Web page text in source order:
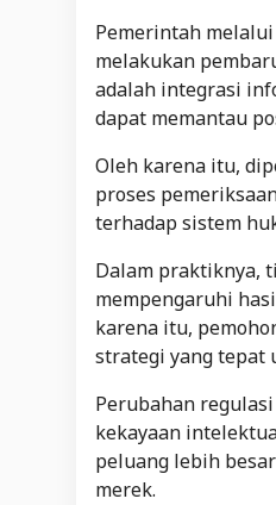
Pemerintah
melakukan
adalah integrasi
dapat memantau
Oleh karena itu,
proses
terhadap sistem
Dalam praktiknya,
mempengaruhi
karena itu,
strategi yang tepat
Perubahan
kekayaan
peluang lebih
merek.